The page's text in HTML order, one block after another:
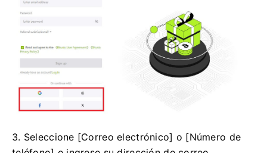
3. Seleccione [Correo electrónico] o [Número de